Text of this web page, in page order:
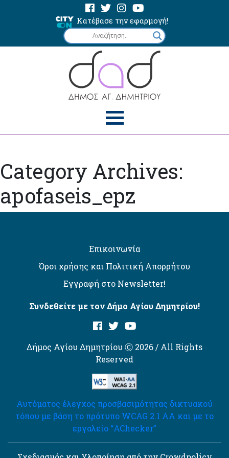
Κατέβασε την εφαρμογή!
Category Archives:
apofaseis_epz
Επικοινωνία
Όροι χρήσης και Πολιτική Απορρήτου
Εγγραφή στο Newsletter!
Συνδεθείτε με τον Δήμο Αγίου Δημητρίου!
Δήμος Αγίου Δημητρίου Ⓒ 2026 / All Rights
Reserved
Αυτόματος έλεγχος προσβασιμότητας δικτυακού
τόπου με βάση το πρότυπο WCAG 2.1 AA και με το
εργαλείο “AChecker”